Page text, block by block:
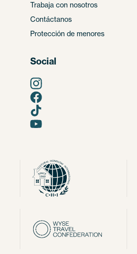
Trabaja con nosotros
Contáctanos
Protección de menores
Social